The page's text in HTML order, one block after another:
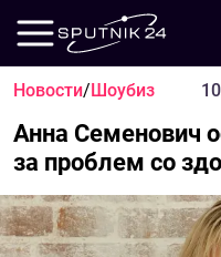
Новости/Шоубиз
Анна Семенович
за проблем со